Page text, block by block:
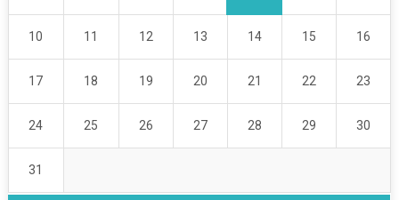
10 11 12 13 14 15 16
17 18 19 20 21 22 23
24 25 26 27 28 29 30
31